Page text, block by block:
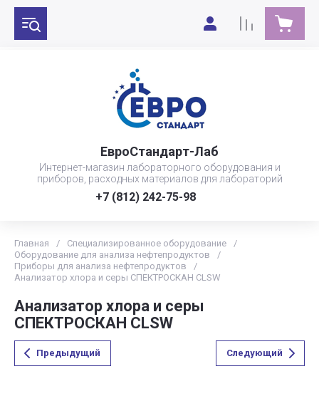
ЕвроСтандарт-Лаб
Интернет-магазин лабораторного оборудования и
приборов, расходных материалов для лабораторий
+7 (812) 242-75-98
Главная / Специализированное оборудование
/
Оборудование для анализа нефтепродуктов
/
Приборы для анализа нефтепродуктов
/
Анализатор хлора и серы СПЕКТРОСКАН CLSW
Анализатор хлора и серы
СПЕКТРОСКАН CLSW
Предыдущий Следующий